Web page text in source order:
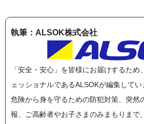
執筆：ALSOK株式会社
「安全・安心」を皆様にお届けするた
ェッショナルであるALSOKが編集して
危険から身を守るための防犯対策、突然
報、ご高齢者やお子さまのみまもりまで